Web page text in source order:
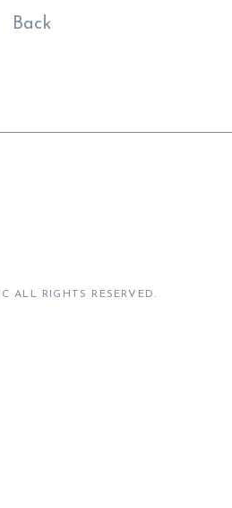
Back
ALL RIGHTS RESERVED.